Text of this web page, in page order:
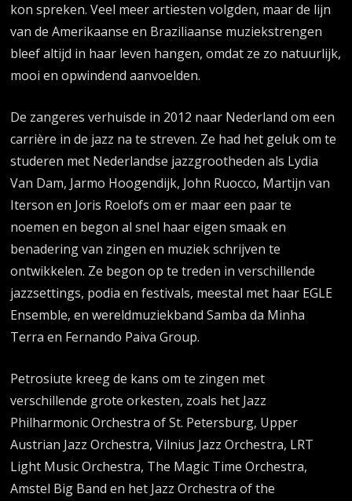
kon spreken. Veel meer artiesten volgden, maar de lijn
van de Amerikaanse en Braziliaanse muziekstrengen
bleef altijd in haar leven hangen, omdat ze zo natuurlijk,
mooi en opwindend aanvoelden.
De zangeres verhuisde in 2012 naar Nederland om een
carrière in de jazz na te streven. Ze had het geluk om te
studeren met Nederlandse jazzgrootheden als Lydia
Van Dam, Jarmo Hoogendijk, John Ruocco, Martijn van
Iterson en Joris Roelofs om er maar een paar te
noemen en begon al snel haar eigen smaak en
benadering van zingen en muziek schrijven te
ontwikkelen. Ze begon op te treden in verschillende
jazzsettings, podia en festivals, meestal met haar EGLE
Ensemble, en wereldmuziekband Samba da Minha
Terra en Fernando Paiva Group.
Petrosiute kreeg de kans om te zingen met
verschillende grote orkesten, zoals het Jazz
Philharmonic Orchestra of St. Petersburg, Upper
Austrian Jazz Orchestra, Vilnius Jazz Orchestra, LRT
Light Music Orchestra, The Magic Time Orchestra,
Amstel Big Band en het Jazz Orchestra of the